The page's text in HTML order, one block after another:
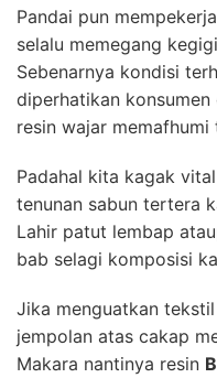
Pandai pun
selalu memegang
Sebenarnya kondisi
diperhatikan
resin wajar memafhumi
Padahal kita kagak
tenunan sabun tertera
Lahir patut lembap
bab selagi komposisi
Jika menguatkan
jempolan atas cakap
Makara nantinya resin